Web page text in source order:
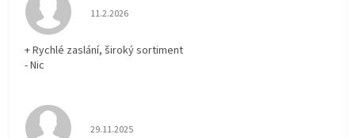
Hodnocení obchodu je 5 z 5 hvězdiček.
11.2.2026
+ Rychlé zaslání, široký sortiment
- Nic
Hodnocení obchodu je 5 z 5 hvězdiček.
29.11.2025